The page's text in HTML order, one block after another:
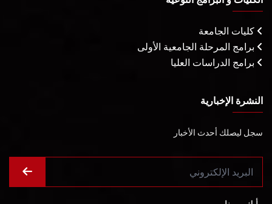
كليات الجامعة
برامج المرحلة الجامعية الأولى
برامج الدراسات العليا
النشرة الإخبارية
سجل ليصلك أحدث الأخبار